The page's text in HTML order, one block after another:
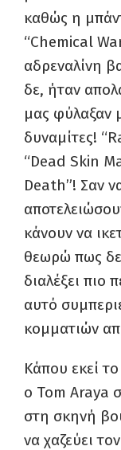
καθώς η
“Chemical
αδρεναλίνη
δε, ήταν
μας φύλαξαν
δυναμίτες!
“Dead Skin
Death”! Σαν
κάνουν να
θεωρώ πως
διαλέξει πιο
αυτό
κομματιών
Κάπου εκεί
ο Tom Araya
στη σκηνή
να χαζεύει